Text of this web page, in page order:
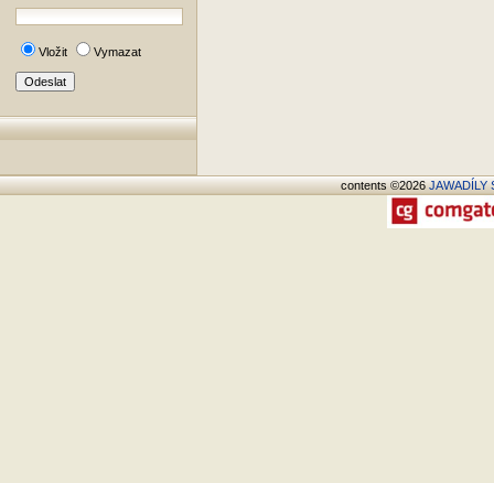
Vložit Vymazat
contents ©2026JAWADÍLY